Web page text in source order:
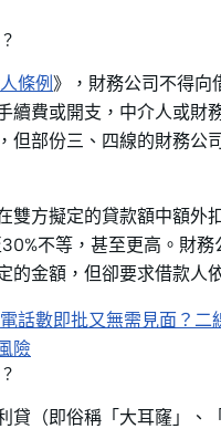
條例 》，財務公司不得向
續費或開支，中介人或財
但部份三、四線的財務公
雙方擬定的貸款額中額外
不等，甚至更高。財
的金額，但卻要求借款人
電話數即批又無需見面？二
險
貸（即俗稱「大耳窿」、